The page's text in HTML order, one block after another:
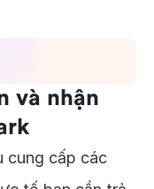
và nhận
cung cấp các